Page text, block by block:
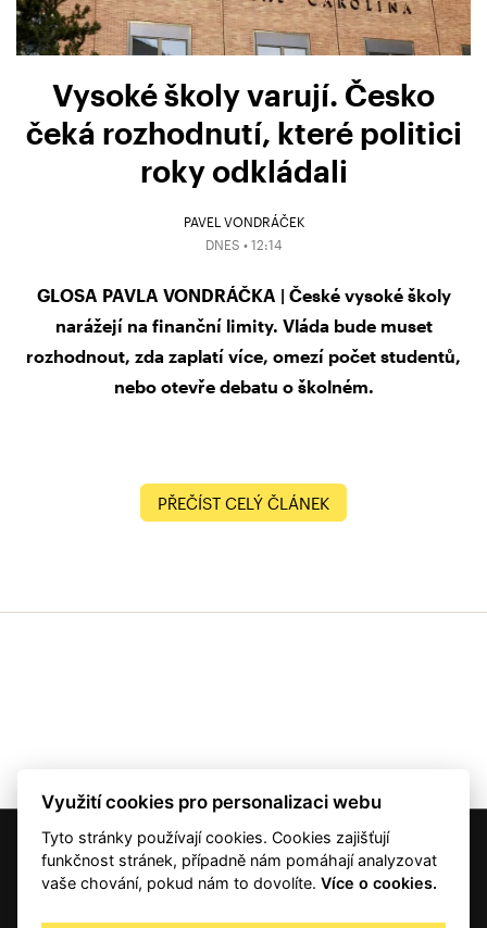
Vysoké školy varují. Česko
čeká rozhodnutí, které politici
roky odkládali
PAVEL VONDRÁČEK
DNES • 12:14
GLOSA PAVLA VONDRÁČKA | České vysoké školy
narážejí na finanční limity. Vláda bude muset
rozhodnout, zda zaplatí více, omezí počet studentů,
nebo otevře debatu o školném.
PŘEČÍST CELÝ ČLÁNEK
© 2001 — 2026 Copyright CMI News a dodavatelé obsahu. |
Autorská práva
Využití cookies pro personalizaci webu
Tyto stránky používají cookies. Cookies zajišťují
funkčnost stránek, případně nám pomáhají analyzovat
vaše chování, pokud nám to dovolíte.Více o cookies.